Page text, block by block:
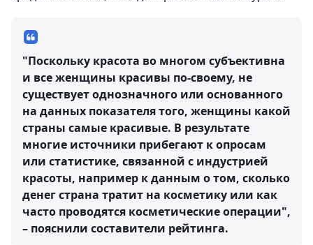
"Поскольку красота во многом субъективна
и все женщины красивы по-своему, не
существует однозначного или основанного
на данных показателя того, женщины какой
страны самые красивые. В результате
многие источники прибегают к опросам
или статистике, связанной с индустрией
красоты, например к данным о том, сколько
денег страна тратит на косметику или как
часто проводятся косметические операции",
– пояснили составители рейтинга.